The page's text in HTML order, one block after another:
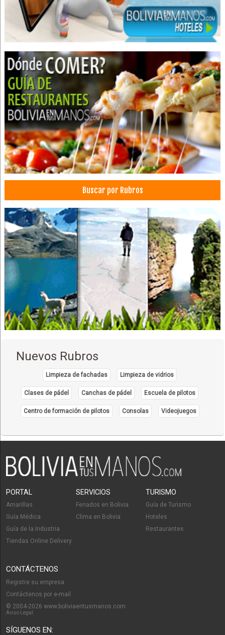
Administración, Asesores en
Hotelería
Apart Hoteles
Buscar por Rubros
Nuevos Rubros
Limpieza de fachadas Limpieza de vidrios
Clases de pádel Canchas de pádel Escuela de pilotos
Centro de formación de pilotos Consolas Videojuegos
PORTAL
Amarillas
Guía Médica
Guía de la Industria
Tiendas Online Delivery
SERVICIOS
Feriados en Bolivia
Clima en Bolivia
TURISMO
Guía de Turismo
Hoteles
Restaurantes
CONTÁCTENOS
Registre su empresa
Contáctenos por e-mail
© 2004-2026 www.boliviaentusmanos.com
Aviso Legal
SÍGUENOS EN: